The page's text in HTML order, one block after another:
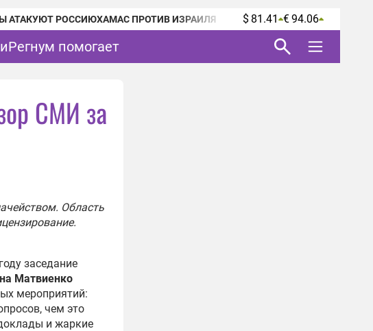
АТАКУЮТ РОССИЮХАМАС ПРОТИВ ИЗРАИЛЯ $ 81.41 € 94.06
Регнум помогает
СМИ за
Область
заседание
Матвиенко
мероприятий:
чем это
и жаркие